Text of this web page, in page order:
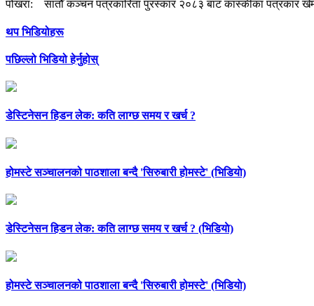
पोखरा: सातौँ कञ्चन पत्रकारिता पुरस्कार २०८३ बाट कास्कीका पत्रकार
थप भिडियोहरू
पछिल्लो भिडियो हेर्नुहोस्
डेस्टिनेसन हिडन लेक: कति लाग्छ समय र खर्च ?
होमस्टे सञ्चालनको पाठशाला बन्दै 'सिरुबारी होमस्टे' (भिडियाे)
डेस्टिनेसन हिडन लेक: कति लाग्छ समय र खर्च ? (भिडियाे)
होमस्टे सञ्चालनको पाठशाला बन्दै 'सिरुबारी होमस्टे' (भिडियाे)